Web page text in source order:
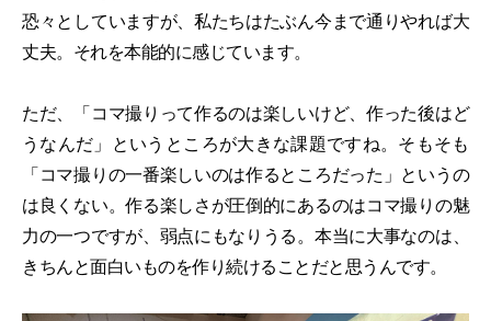
恐々としていますが、私たちはたぶん今まで通りやれば大
丈夫。それを本能的に感じています。
ただ、「コマ撮りって作るのは楽しいけど、作った後はど
うなんだ」というところが大きな課題ですね。そもそも
「コマ撮りの一番楽しいのは作るところだった」というの
は良くない。作る楽しさが圧倒的にあるのはコマ撮りの魅
力の一つですが、弱点にもなりうる。本当に大事なのは、
きちんと面白いものを作り続けることだと思うんです。